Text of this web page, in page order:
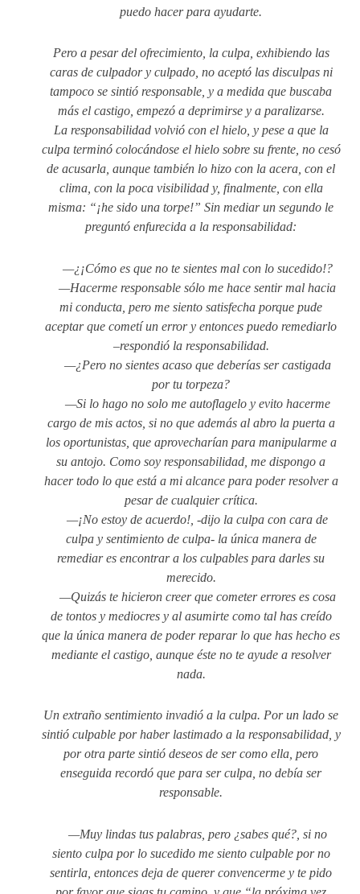
puedo hacer para ayudarte.
Pero a pesar del ofrecimiento, la culpa, exhibiendo las
caras de culpador y culpado, no aceptó las disculpas ni
tampoco se sintió responsable, y a medida que buscaba
más el castigo, empezó a deprimirse y a paralizarse.
La responsabilidad volvió con el hielo, y pese a que la
culpa terminó colocándose el hielo sobre su frente, no cesó
de acusarla, aunque también lo hizo con la acera, con el
clima, con la poca visibilidad y, finalmente, con ella
misma: “¡he sido una torpe!” Sin mediar un segundo le
preguntó enfurecida a la responsabilidad:
—¿¡Cómo es que no te sientes mal con lo sucedido!?
—Hacerme responsable sólo me hace sentir mal hacia
mi conducta, pero me siento satisfecha porque pude
aceptar que cometí un error y entonces puedo remediarlo
–respondió la responsabilidad.
—¿Pero no sientes acaso que deberías ser castigada
por tu torpeza?
—Si lo hago no solo me autoflagelo y evito hacerme
cargo de mis actos, si no que además al abro la puerta a
los oportunistas, que aprovecharían para manipularme a
su antojo. Como soy responsabilidad, me dispongo a
hacer todo lo que está a mi alcance para poder resolver a
pesar de cualquier crítica.
—¡No estoy de acuerdo!, -dijo la culpa con cara de
culpa y sentimiento de culpa- la única manera de
remediar es encontrar a los culpables para darles su
merecido.
—Quizás te hicieron creer que cometer errores es cosa
de tontos y mediocres y al asumirte como tal has creído
que la única manera de poder reparar lo que has hecho es
mediante el castigo, aunque éste no te ayude a resolver
nada.
Un extraño sentimiento invadió a la culpa. Por un lado se
sintió culpable por haber lastimado a la responsabilidad, y
por otra parte sintió deseos de ser como ella, pero
enseguida recordó que para ser culpa, no debía ser
responsable.
—Muy lindas tus palabras, pero ¿sabes qué?, si no
siento culpa por lo sucedido me siento culpable por no
sentirla, entonces deja de querer convencerme y te pido